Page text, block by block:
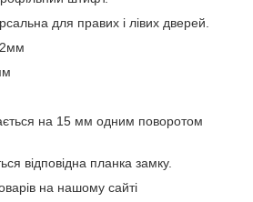
для правих і лівих дверей.
на 15 мм одним поворотом
відповідна планка замку.
на нашому сайті